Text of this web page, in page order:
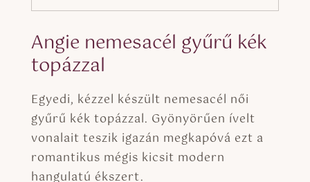
Angie nemesacél gyűrű kék
topázzal
Egyedi, kézzel készült nemesacél női
gyűrű kék topázzal. Gyönyörűen ívelt
vonalait teszik igazán megkapóvá ezt a
romantikus mégis kicsit modern
hangulatú ékszert.